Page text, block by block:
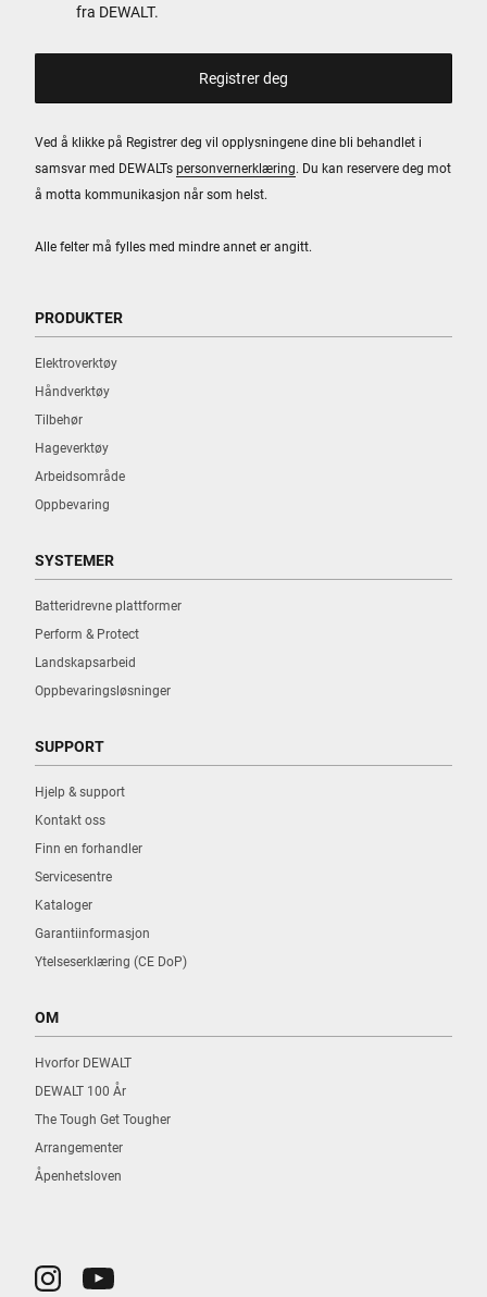
Alle felter må fylles med mindre annet er angitt.
fra DEWALT.
Ved å klikke på Registrer deg vil opplysningene dine bli behandlet i
samsvar med DEWALTs personvernerklæring. Du kan reservere deg mot
å motta kommunikasjon når som helst.
PRODUKTER
Elektroverktøy
Håndverktøy
Tilbehør
Hageverktøy
Arbeidsområde
Oppbevaring
SYSTEMER
Batteridrevne plattformer
Perform & Protect
Landskapsarbeid
Oppbevaringsløsninger
SUPPORT
Hjelp & support
Kontakt oss
Finn en forhandler
Servicesentre
Kataloger
Garantiinformasjon
Ytelseserklæring (CE DoP)
OM
Hvorfor DEWALT
DEWALT 100 År
The Tough Get Tougher
Arrangementer
Åpenhetsloven